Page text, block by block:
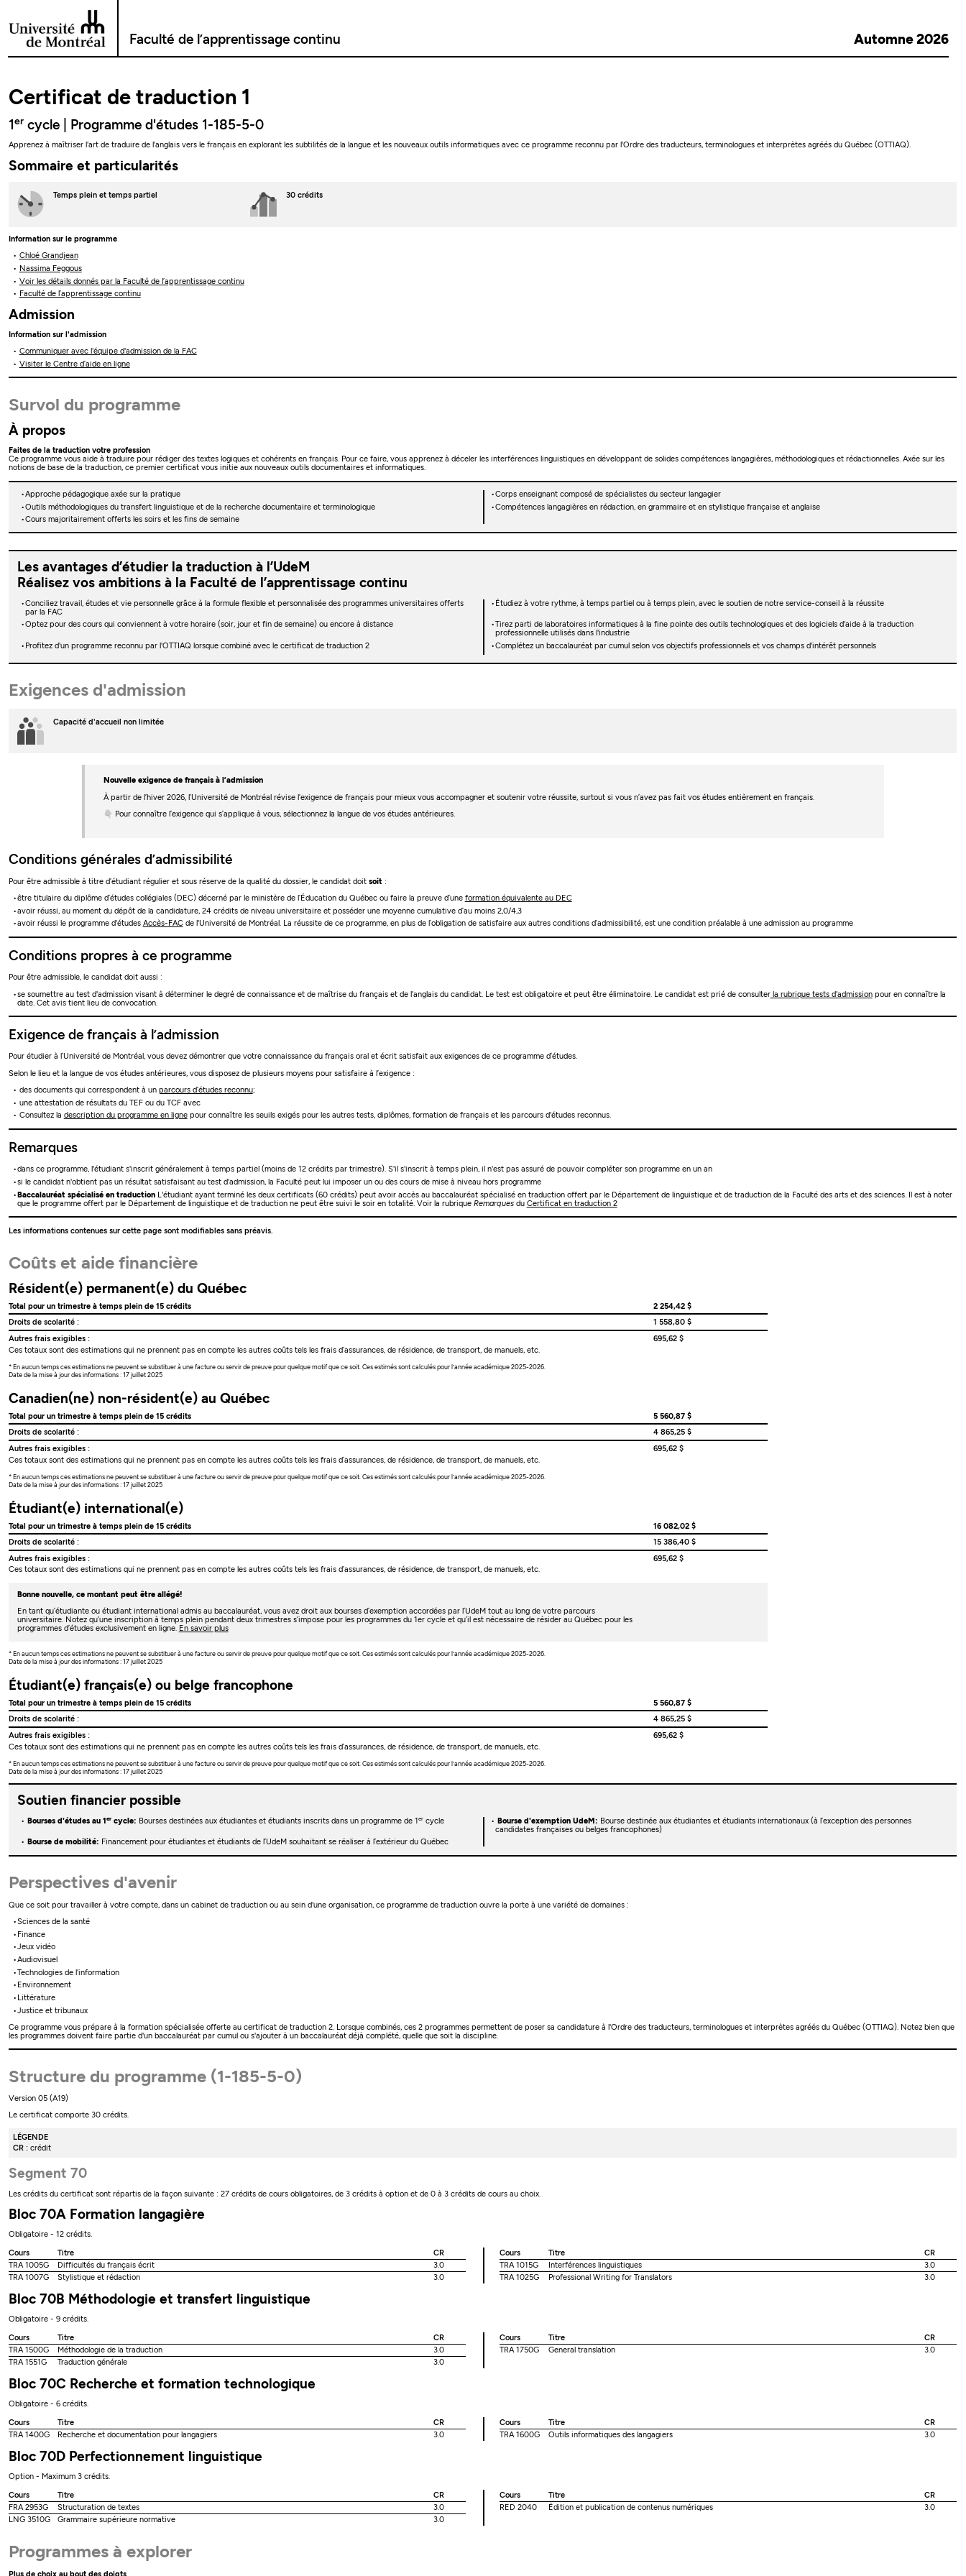
Passer au contenu
Faculté de l’apprentissage continu
Automne 2026
Certificat de traduction 1
1er cycle | Programme d'études 1-185-5-0
Apprenez à maîtriser l'art de traduire de l'anglais vers le français en explorant les subtilités de la langue et les nouveaux outils informatiques avec ce programme reconnu par l'Ordre des traducteurs, terminologues et interprètes agréés du Québec (OTTIAQ).
Sommaire et particularités
Temps plein et temps partiel 30 crédits
Information sur le programme
Chloé Grandjean
Nassima Feggous
Voir les détails donnés par la Faculté de l’apprentissage continu
Faculté de l’apprentissage continu
Admission
Information sur l'admission
Communiquer avec l'équipe d'admission de la FAC
Visiter le Centre d’aide en ligne
Survol du programme
À propos
Faites de la traduction votre profession
Ce programme vous aide à traduire pour rédiger des textes logiques et cohérents en français. Pour ce faire, vous apprenez à déceler les interférences linguistiques en développant de solides compétences langagières, méthodologiques et rédactionnelles. Axée sur les
notions de base de la traduction, ce premier certificat vous initie aux nouveaux outils documentaires et informatiques.
Approche pédagogique axée sur la pratique
Corps enseignant composé de spécialistes du secteur langagier
Outils méthodologiques du transfert linguistique et de la recherche documentaire et terminologique
Compétences langagières en rédaction, en grammaire et en stylistique française et anglaise
Cours majoritairement offerts les soirs et les fins de semaine
Les avantages d’étudier la traduction à l’UdeM
Réalisez vos ambitions à la Faculté de l’apprentissage continu
Conciliez travail, études et vie personnelle grâce à la formule flexible et personnalisée des programmes universitaires offerts
par la FAC
Étudiez à votre rythme, à temps partiel ou à temps plein, avec le soutien de notre service-conseil à la réussite
Optez pour des cours qui conviennent à votre horaire (soir, jour et fin de semaine) ou encore à distance
Tirez parti de laboratoires informatiques à la fine pointe des outils technologiques et des logiciels d'aide à la traduction
professionnelle utilisés dans l'industrie
Profitez d'un programme reconnu par l'OTTIAQ lorsque combiné avec le certificat de traduction 2
Complétez un baccalauréat par cumul selon vos objectifs professionnels et vos champs d'intérêt personnels
Exigences d'admission
Capacité d'accueil non limitée
Nouvelle exigence de français à l’admission
À partir de l’hiver 2026, l’Université de Montréal révise l’exigence de français pour mieux vous accompagner et soutenir votre réussite, surtout si vous n’avez pas fait vos études entièrement en français.
👇 Pour connaître l’exigence qui s’applique à vous, sélectionnez la langue de vos études antérieures.
Conditions générales d’admissibilité
Pour être admissible à titre d’étudiant régulier et sous réserve de la qualité du dossier, le candidat doitsoit :
être titulaire du diplôme d’études collégiales (DEC) décerné par le ministère de l’Éducation du Québec ou faire la preuve d’une formation équivalente au DEC
avoir réussi, au moment du dépôt de la candidature, 24 crédits de niveau universitaire et posséder une moyenne cumulative d’au moins 2,0/4,3
avoir réussi le programme d'études Accès-FACde l'Université de Montréal. La réussite de ce programme, en plus de l’obligation de satisfaire aux autres conditions d’admissibilité, est une condition préalable à une admission au programme
Conditions propres à ce programme
Pour être admissible, le candidat doit aussi :
se soumettre au test d'admission visant à déterminer le degré de connaissance et de maîtrise du français et de l'anglais du candidat. Le test est obligatoire et peut être éliminatoire. Le candidat est prié de consulterla rubrique tests d'admissionpour en connaître la
date. Cet avis tient lieu de convocation.
Exigence de français à l’admission
Pour étudier à l’Université de Montréal, vous devez démontrer que votre connaissance du français oral et écrit satisfait aux exigences de ce programme d’études.
Selon le lieu et la langue de vos études antérieures, vous disposez de plusieurs moyens pour satisfaire à l’exigence :
des documents qui correspondent à un parcours d’études reconnu;
une attestation de résultats du TEF ou du TCF avec
Consultez la description du programme en lignepour connaître les seuils exigés pour les autres tests, diplômes, formation de français et les parcours d'études reconnus.
Remarques
dans ce programme, l'étudiant s'inscrit généralement à temps partiel (moins de 12 crédits par trimestre). S'il s'inscrit à temps plein, il n'est pas assuré de pouvoir compléter son programme en un an
si le candidat n'obtient pas un résultat satisfaisant au test d'admission, la Faculté peut lui imposer un ou des cours de mise à niveau hors programme
Baccalauréat spécialisé en traductionL'étudiant ayant terminé les deux certificats (60 crédits) peut avoir accès au baccalauréat spécialisé en traduction offert par le Département de linguistique et de traduction de la Faculté des arts et des sciences. Il est à noter
que le programme offert par le Département de linguistique et de traduction ne peut être suivi le soir en totalité. Voir la rubrique Remarquesdu Certificat en traduction 2
Les informations contenues sur cette page sont modifiables sans préavis.
Coûts et aide financière
Résident(e) permanent(e) du Québec
Total pour un trimestre à temps plein de 15 crédits
2 254,42 $
Droits de scolarité :
1 558,80 $
Autres frais exigibles :
695,62 $
Ces totaux sont des estimations qui ne prennent pas en compte les autres coûts tels les frais d’assurances, de résidence, de transport, de manuels, etc.
* En aucun temps ces estimations ne peuvent se substituer à une facture ou servir de preuve pour quelque motif que ce soit. Ces estimés sont calculés pour l’année académique 2025-2026.
Date de la mise à jour des informations : 17 juillet 2025
Canadien(ne) non-résident(e) au Québec
Total pour un trimestre à temps plein de 15 crédits
5 560,87 $
Droits de scolarité :
4 865,25 $
Autres frais exigibles :
695,62 $
Ces totaux sont des estimations qui ne prennent pas en compte les autres coûts tels les frais d’assurances, de résidence, de transport, de manuels, etc.
* En aucun temps ces estimations ne peuvent se substituer à une facture ou servir de preuve pour quelque motif que ce soit. Ces estimés sont calculés pour l’année académique 2025-2026.
Date de la mise à jour des informations : 17 juillet 2025
Étudiant(e) international(e)
Total pour un trimestre à temps plein de 15 crédits
16 082,02 $
Droits de scolarité :
15 386,40 $
Autres frais exigibles :
695,62 $
Ces totaux sont des estimations qui ne prennent pas en compte les autres coûts tels les frais d’assurances, de résidence, de transport, de manuels, etc.
Bonne nouvelle, ce montant peut être allégé!
En tant qu’étudiante ou étudiant international admis au baccalauréat, vous avez droit aux bourses d’exemption accordées par l’UdeM tout au long de votre parcours
universitaire. Notez qu’une inscription à temps plein pendant deux trimestres s’impose pour les programmes du 1er cycle et qu’il est nécessaire de résider au Québec pour les
programmes d’études exclusivement en ligne. En savoir plus
* En aucun temps ces estimations ne peuvent se substituer à une facture ou servir de preuve pour quelque motif que ce soit. Ces estimés sont calculés pour l’année académique 2025-2026.
Date de la mise à jour des informations : 17 juillet 2025
Étudiant(e) français(e) ou belge francophone
Total pour un trimestre à temps plein de 15 crédits
5 560,87 $
Droits de scolarité :
4 865,25 $
Autres frais exigibles :
695,62 $
Ces totaux sont des estimations qui ne prennent pas en compte les autres coûts tels les frais d’assurances, de résidence, de transport, de manuels, etc.
* En aucun temps ces estimations ne peuvent se substituer à une facture ou servir de preuve pour quelque motif que ce soit. Ces estimés sont calculés pour l’année académique 2025-2026.
Date de la mise à jour des informations : 17 juillet 2025
Soutien financier possible
Bourses d'études au 1ercycle: Bourses destinées aux étudiantes et étudiants inscrits dans un programme de 1ercycle Bourse d'exemption UdeM: Bourse destinée aux étudiantes et étudiants internationaux (à l’exception des personnes
candidates françaises ou belges francophones)
Bourse de mobilité: Financement pour étudiantes et étudiants de l’UdeM souhaitant se réaliser à l’extérieur du Québec
Perspectives d'avenir
Que ce soit pour travailler à votre compte, dans un cabinet de traduction ou au sein d'une organisation, ce programme de traduction ouvre la porte à une variété de domaines :
Sciences de la santé
Finance
Jeux vidéo
Audiovisuel
Technologies de l'information
Environnement
Littérature
Justice et tribunaux
Ce programme vous prépare à la formation spécialisée offerte au certificat de traduction 2. Lorsque combinés, ces 2 programmes permettent de poser sa candidature à l'Ordre des traducteurs, terminologues et interprètes agréés du Québec (OTTIAQ). Notez bien que
les programmes doivent faire partie d'un baccalauréat par cumul ou s'ajouter à un baccalauréat déjà complété, quelle que soit la discipline.
Structure du programme (1-185-5-0)
Version 05 (A19)
Le certificat comporte 30 crédits.
LÉGENDE
CR : crédit
Segment 70
Les crédits du certificat sont répartis de la façon suivante : 27 crédits de cours obligatoires, de 3 crédits à option et de 0 à 3 crédits de cours au choix.
Bloc 70A Formation langagière
Obligatoire - 12 crédits.
Cours
Titre
CR
TRA 1005G
Difficultés du français écrit
3.0
TRA 1007G
Stylistique et rédaction 3.0
Cours Titre
CR
TRA 1015G
Interférences linguistiques
3.0
TRA 1025G
Professional Writing for Translators 3.0
Bloc 70B Méthodologie et transfert linguistique
Obligatoire - 9 crédits.
Cours
Titre
CR
TRA 1500G
Méthodologie de la traduction
3.0
TRA 1551G
Traduction générale 3.0
Cours Titre
CR
TRA 1750G
General translation 3.0
Bloc 70C Recherche et formation technologique
Obligatoire - 6 crédits.
Cours
Titre
CR
TRA 1400G
Recherche et documentation pour langagiers 3.0
Cours Titre
CR
TRA 1600G
Outils informatiques des langagiers 3.0
Bloc 70D Perfectionnement linguistique
Option - Maximum 3 crédits.
Cours
Titre
CR
FRA 2953G
Structuration de textes
3.0
LNG 3510G
Grammaire supérieure normative 3.0
Cours Titre
CR
RED 2040
Édition et publication de contenus numériques 3.0
Programmes à explorer
Plus de choix au bout des doigts